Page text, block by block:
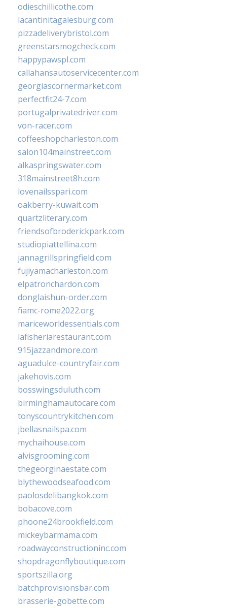
odieschillicothe.com
lacantinitagalesburg.com
pizzadeliverybristol.com
greenstarsmogcheck.com
happypawspl.com
callahansautoservicecenter.com
georgiascornermarket.com
perfectfit24-7.com
portugalprivatedriver.com
von-racer.com
coffeeshopcharleston.com
salon104mainstreet.com
alkaspringswater.com
318mainstreet8h.com
lovenailsspari.com
oakberry-kuwait.com
quartzliterary.com
friendsofbroderickpark.com
studiopiattellina.com
jannagrillspringfield.com
fujiyamacharleston.com
elpatronchardon.com
donglaishun-order.com
fiamc-rome2022.org
mariceworldessentials.com
lafisheriarestaurant.com
915jazzandmore.com
aguadulce-countryfair.com
jakehovis.com
bosswingsduluth.com
birminghamautocare.com
tonyscountrykitchen.com
jbellasnailspa.com
mychaihouse.com
alvisgrooming.com
thegeorginaestate.com
blythewoodseafood.com
paolosdelibangkok.com
bobacove.com
phoone24brookfield.com
mickeybarmama.com
roadwayconstructioninc.com
shopdragonflyboutique.com
sportszilla.org
batchprovisionsbar.com
brasserie-gobette.com